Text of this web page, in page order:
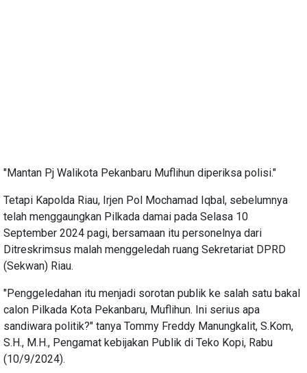
"Mantan Pj Walikota Pekanbaru Muflihun diperiksa polisi."
Tetapi Kapolda Riau, Irjen Pol Mochamad Iqbal, sebelumnya
telah menggaungkan Pilkada damai pada Selasa 10
September 2024 pagi, bersamaan itu personelnya dari
Ditreskrimsus malah menggeledah ruang Sekretariat DPRD
(Sekwan) Riau.
"Penggeledahan itu menjadi sorotan publik ke salah satu bakal
calon Pilkada Kota Pekanbaru, Muflihun. Ini serius apa
sandiwara politik?" tanya Tommy Freddy Manungkalit, S.Kom,
S.H., M.H., Pengamat kebijakan Publik di Teko Kopi, Rabu
(10/9/2024).